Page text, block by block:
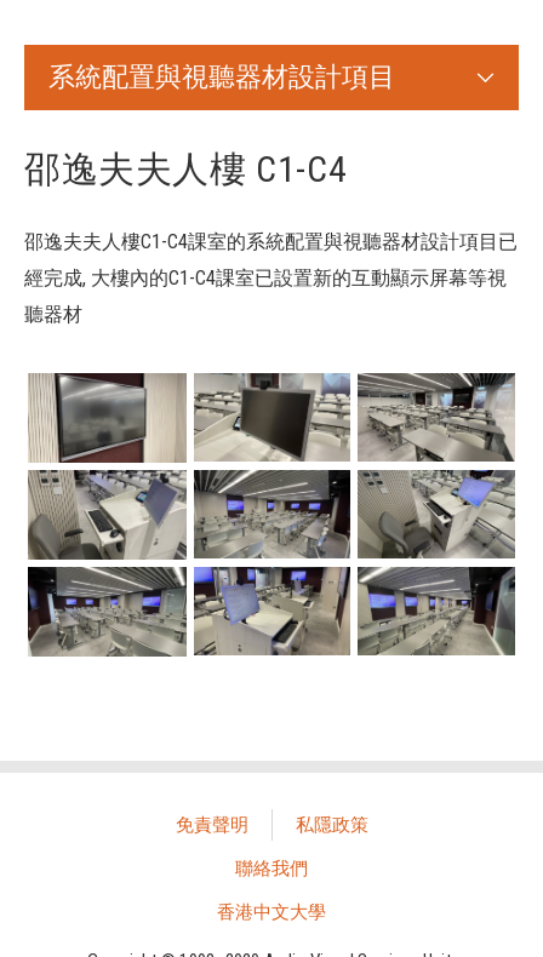
系統配置與視聽器材設計項目
邵逸夫夫人樓 C1-C4
邵逸夫夫人樓C1-C4課室的系統配置與視聽器材設計項目已
經完成, 大樓內的C1-C4課室已設置新的互動顯示屏幕等視
聽器材
免責聲明
私隱政策
聯絡我們
香港中文大學